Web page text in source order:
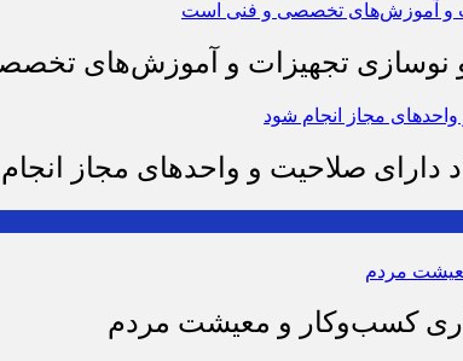
و نوسازی تجهیزات و آموزش‌های
دارای صلاحیت و واحدهای مجاز
کسب‌وکار و معیشت مردم